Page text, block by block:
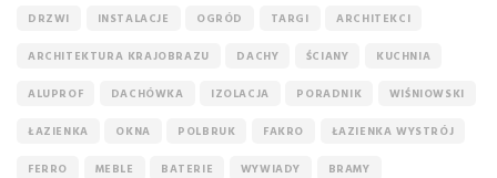
DRZWI INSTALACJE OGRÓD TARGI ARCHITEKCI
ARCHITEKTURA KRAJOBRAZU DACHY ŚCIANY KUCHNIA
ALUPROF DACHÓWKA IZOLACJA PORADNIK WIŚNIOWSKI
ŁAZIENKA OKNA POLBRUK FAKRO ŁAZIENKA WYSTRÓJ
FERRO MEBLE BATERIE WYWIADY BRAMY